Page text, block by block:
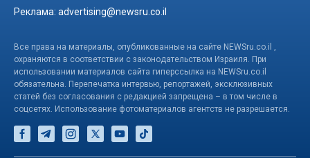
Реклама: advertising@newsru.co.il
Все права на материалы, опубликованные на сайте NEWSru.co.il ,
охраняются в соответствии с законодательством Израиля. При
использовании материалов сайта гиперссылка на NEWSru.co.il
обязательна. Перепечатка интервью, репортажей, эксклюзивных
статей без согласования с редакцией запрещена – в том числе в
соцсетях. Использование фотоматериалов агентств не разрешается.